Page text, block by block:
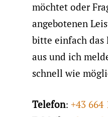
möchtet oder
angebotenen
bitte einfach
aus und ich
schnell wie
Telefon: +43 664